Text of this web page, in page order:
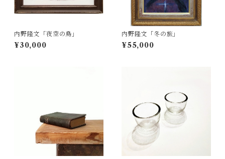
内野隆文「夜空の鳥」
¥30,000
内野隆文「冬の旅」
¥55,000